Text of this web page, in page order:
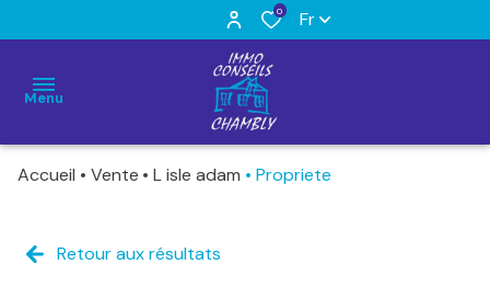
0 Fr
Menu
Acheter
Maisons
Maisons
Accueil Vente L isle adam Propriete
Retour aux résultats